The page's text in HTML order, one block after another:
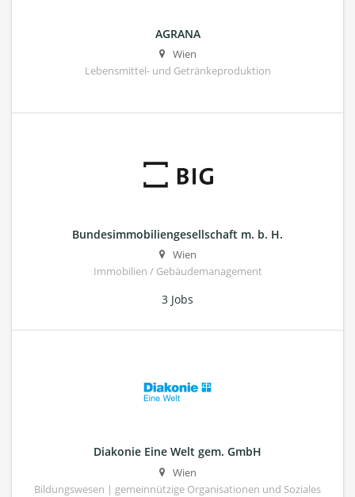
AGRANA
Wien
Lebensmittel- und Getränkeproduktion
Bundesimmobiliengesellschaft m. b. H.
Wien
Immobilien / Gebäudemanagement
3 Jobs
Diakonie Eine Welt gem. GmbH
Wien
Bildungswesen | gemeinnützige Organisationen und Soziales